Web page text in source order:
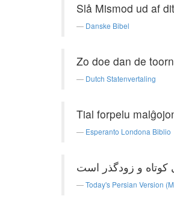
Slå Mismod ud af
Danske Bibel
Zo doe dan de
Dutch Statenvertaling
Tial forpelu
Esperanto Londona Biblio
Today's Persian Version